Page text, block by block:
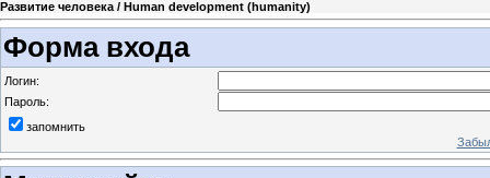
Развитие человека / Human development (humanity)
Форма входа
Логин:
Пароль:
запомнить